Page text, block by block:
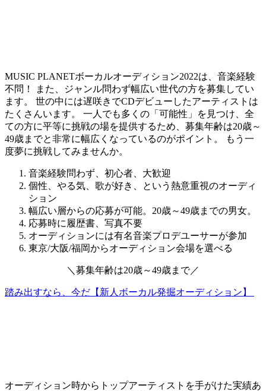
MUSIC PLANETボーカルオーディション2022は、音楽経験
不問！ また、ジャンル問わず幅広い世代の方を募集してい
ます。 世の中には遅咲きでCDデビューしたアーティストは
たくさんいます。 一人でも多くの「可能性」を見つけ、全
ての方に平等に挑戦の場を提供するため、募集年齢は20歳～
49歳までと非常に幅広くなっているのがポイント。
もう一
度夢に挑戦してみませんか。
音楽経験問わず、初心者、大歓迎
個性、やる気、歌が好き、という熱意重視のオーディ
ション
幅広い層からの応募が可能。20歳～49歳までの男女。
応募時に履歴書、写真不要
オーディションには有名音楽プロデユーサーが参加
東京/大阪/福岡からオーディション会場を選べる
＼ 募集年齢は20歳～49歳まで／
踏み出すなら、今だ【新人ボーカル発掘オーディション】
オーディション時からトップアーティストを手がけた実績あ